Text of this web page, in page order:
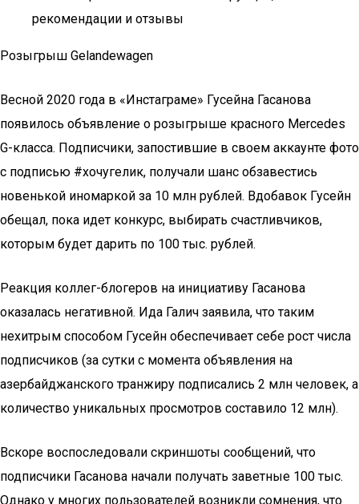
рекомендации и отзывы
Розыгрыш Gelandewagen
Весной 2020 года в «Инстаграме» Гусейна Гасанова
появилось объявление о розыгрыше красного Mercedes
G-класса. Подписчики, запостившие в своем аккаунте фото
с подписью #хочугелик, получали шанс обзавестись
новенькой иномаркой за 10 млн рублей. Вдобавок Гусейн
обещал, пока идет конкурс, выбирать счастливчиков,
которым будет дарить по 100 тыс. рублей.
Реакция коллег-блогеров на инициативу Гасанова
оказалась негативной. Ида Галич заявила, что таким
нехитрым способом Гусейн обеспечивает себе рост числа
подписчиков (за сутки с момента объявления на
азербайджанского транжиру подписались 2 млн человек, а
количество уникальных просмотров составило 12 млн).
Вскоре воспоследовали скриншоты сообщений, что
подписчики Гасанова начали получать заветные 100 тыс.
Однако у многих пользователей возникли сомнения, что